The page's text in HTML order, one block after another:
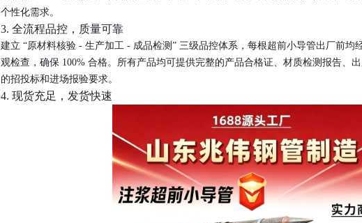
个性化需求。
3. 全流程品控，质量可靠
建立 “原材料核验 - 生产加工 - 成品检测” 三级品控体系，每根超前小导管出厂前均
观检查，确保 100% 合格。所有产品均可提供完整的产品合格证、材质检测报告、
的招投标和进场报验要求。
4. 现货充足，发货快速